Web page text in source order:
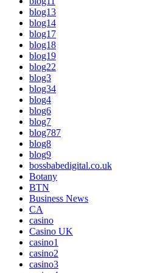
blog13
blog14
blog17
blog18
blog19
blog22
blog3
blog34
blog4
blog6
blog7
blog787
blog8
blog9
bossbabedigital.co.uk
Botany
BTN
Business News
CA
casino
Casino UK
casino1
casino2
casino3